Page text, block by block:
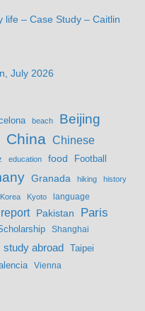
life – Case Study – Caitlin
July 2026
beach Beijing
China Chinese
education food Football
Granada hiking history
Korea Kyoto language
Pakistan Paris
Shanghai
study abroad Taipei
Vienna